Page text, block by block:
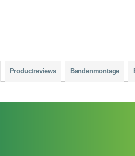
Productreviews Bandenmontage